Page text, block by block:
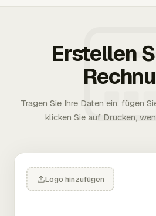
Erstellen
Tragen Sie Ihre Daten ein, fügen
klicken Sie auf Drucken,
Logo hinzufügen